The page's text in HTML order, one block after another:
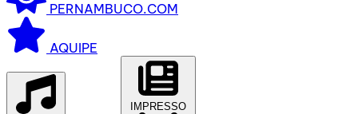
PERNAMBUCO.COM
AQUIPE
IMPRESSO